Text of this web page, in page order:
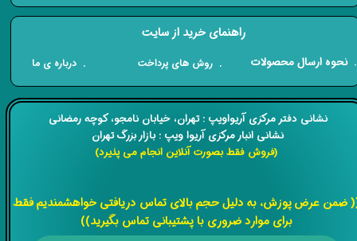
​​نشانی دفتر مرکزی آریواویپ : تهران، خیابان نامجو،کوچه رمضانی
نشانی انبار مرکزی آریوا ویپ : بازار بزرگ تهران
(فروش فقط بصورت آنلاین انجام می پذیرد)
ضمن عرض پوزش، به دلیل حجم بالای تماس دریافتی خواهشمندیم فقط
برای موارد ضروری با پشتیبانی تماس بگیرید))
راهنمای خرید از سایت
​. نحوه ارسال محصولات . روش های پرداخت . درباره ی ما